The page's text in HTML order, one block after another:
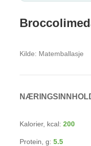
Kilde: Matemballasje
Kalorier, kcal: 200
Protein, g: 5.5